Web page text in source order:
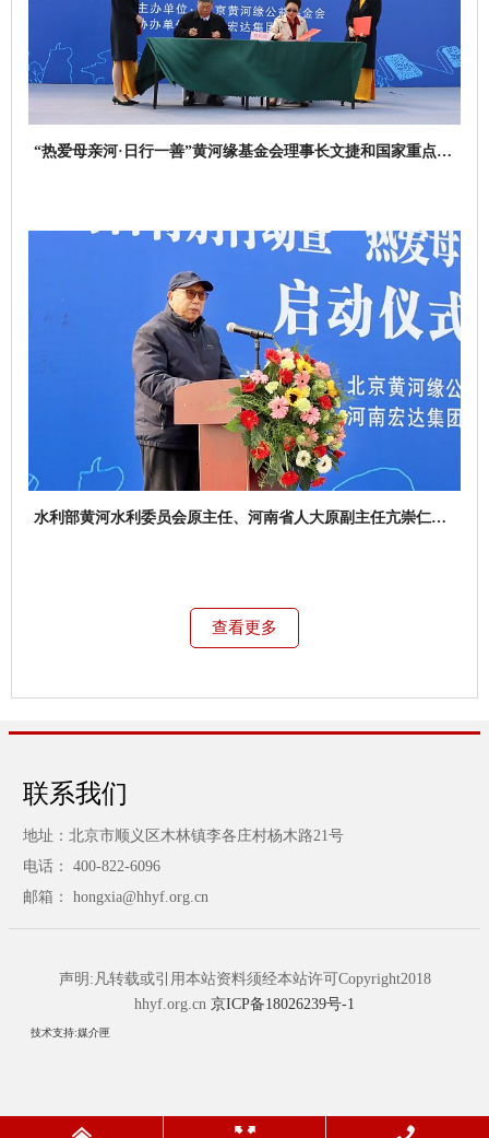
“热爱母亲河·日行一善”黄河缘基金会理事长文捷和国家重点研
水利部黄河水利委员会原主任、河南省人大原副主任亢崇仁先
查看更多
联系我们
地址：北京市顺义区木林镇李各庄村杨木路21号
电话： 400-822-6096
邮箱： hongxia@hhyf.org.cn
声明:凡转载或引用本站资料须经本站许可Copyright2018
hhyf.org.cn 京ICP备18026239号-1
技术支持:媒介匣